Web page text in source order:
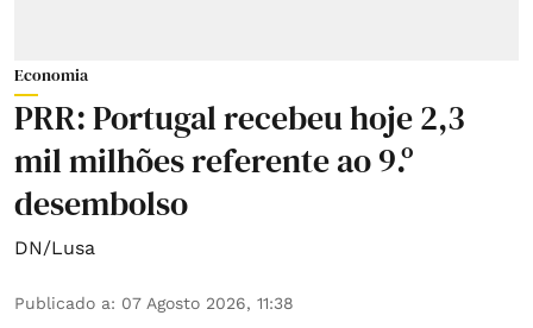
Economia
PRR: Portugal recebeu hoje 2,3
mil milhões referente ao 9.º
desembolso
DN/Lusa
Publicado a: 07 Agosto 2026, 11:38